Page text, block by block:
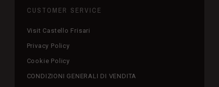
CUSTOMER SERVICE
Visit Castello Frisari
Privacy Policy
Cookie Policy
CONDIZIONI GENERALI DI VENDITA